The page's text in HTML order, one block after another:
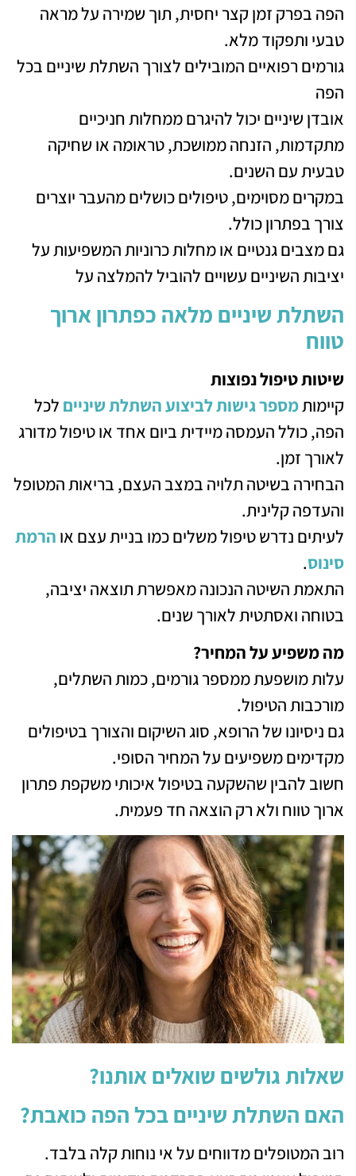
הפה בפרק זמן קצר יחסית, תוך שמירה על מראה
טבעי ותפקוד מלא.
גורמים רפואיים המובילים לצורך השתלת שיניים בכל
הפה
אובדן שיניים יכול להיגרם ממחלות חניכיים
מתקדמות, הזנחה ממושכת, טראומה או שחיקה
טבעית עם השנים.
במקרים מסוימים, טיפולים כושלים מהעבר יוצרים
צורך בפתרון כולל.
גם מצבים גנטיים או מחלות כרוניות המשפיעות על
יציבות השיניים עשויים להוביל להמלצה על
השתלת שיניים מלאה כפתרון ארוך
טווח
שיטות טיפול נפוצות
קיימותמספר גישות לביצוע השתלת שיניים לכל
הפה, כולל העמסה מיידית ביום אחד או טיפול מדורג
לאורך זמן.
הבחירה בשיטה תלויה במצב העצם, בריאות המטופל
והעדפה קלינית.
לעיתים נדרש טיפול משלים כמו בניית עצם או הרמת
סינוס.
התאמת השיטה הנכונה מאפשרת תוצאה יציבה,
בטוחה ואסתטית לאורך שנים.
מה משפיע על המחיר?
עלות מושפעת ממספר גורמים, כמות השתלים,
מורכבות הטיפול.
גם ניסיונו של הרופא, סוג השיקום והצורך בטיפולים
מקדימים משפיעים על המחיר הסופי.
חשוב להבין שהשקעה בטיפול איכותי משקפת פתרון
ארוך טווח ולא רק הוצאה חד פעמית.
שאלות גולשים שואלים אותנו?
האם השתלת שיניים בכל הפה כואבת?
רוב המטופלים מדווחים על אי נוחות קלה בלבד.